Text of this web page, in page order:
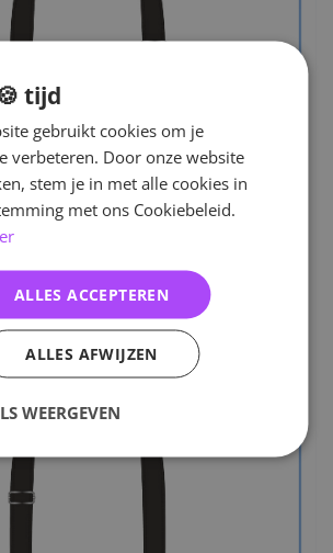
tijd
gebruikt cookies om je
verbeteren. Door onze website
stem je in met alle cookies in
met ons Cookiebeleid.
ALLES ACCEPTEREN
ALLES AFWIJZEN
WEERGEVEN